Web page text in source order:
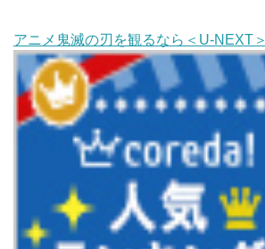
アニメ鬼滅の刃を観るなら＜U-NEXT＞